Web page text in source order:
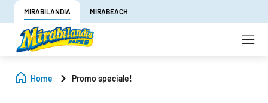
MIRABILANDIA MIRABEACH
Home Promo speciale!